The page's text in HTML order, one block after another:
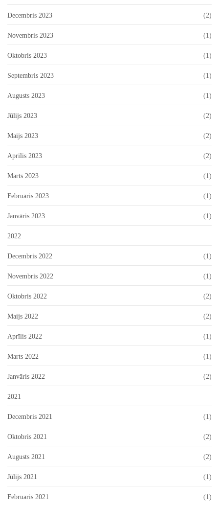
Decembris 2023 (2)
Novembris 2023 (1)
Oktobris 2023 (1)
Septembris 2023 (1)
Augusts 2023 (1)
Jūlijs 2023 (2)
Maijs 2023 (2)
Aprīlis 2023 (2)
Marts 2023 (1)
Februāris 2023 (1)
Janvāris 2023 (1)
2022
Decembris 2022 (1)
Novembris 2022 (1)
Oktobris 2022 (2)
Maijs 2022 (2)
Aprīlis 2022 (1)
Marts 2022 (1)
Janvāris 2022 (2)
2021
Decembris 2021 (1)
Oktobris 2021 (2)
Augusts 2021 (2)
Jūlijs 2021 (1)
Februāris 2021 (1)